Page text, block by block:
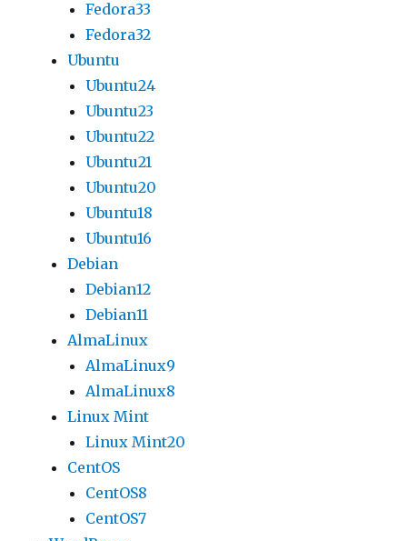
Fedora33
Fedora32
Ubuntu
Ubuntu24
Ubuntu23
Ubuntu22
Ubuntu21
Ubuntu20
Ubuntu18
Ubuntu16
Debian
Debian12
Debian11
AlmaLinux
AlmaLinux9
AlmaLinux8
Linux Mint
Linux Mint20
CentOS
CentOS8
CentOS7